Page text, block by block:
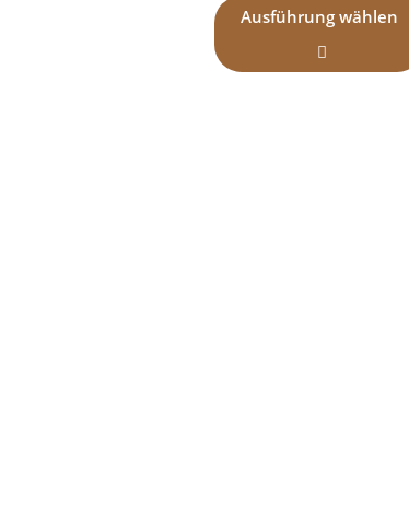
Ausführung wählen